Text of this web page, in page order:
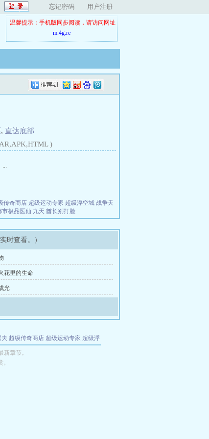
忘记密码 用户注册
温馨提示：手机版同步阅读，请访问网址
m.4g.re
, 直达底部
)
...
传奇商店 超级运动专家 超级浮空城 战争天
市极品医仙 九天 酋长别打脸
时查看。）
花里的生命
光
夫 超级传奇商店 超级运动专家 超级浮
我夺舍了魔皇
章节。